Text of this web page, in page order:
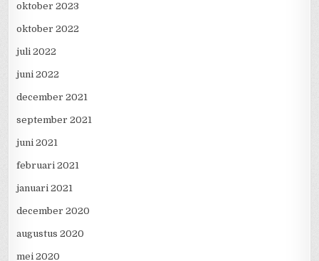
oktober 2023
oktober 2022
juli 2022
juni 2022
december 2021
september 2021
juni 2021
februari 2021
januari 2021
december 2020
augustus 2020
mei 2020